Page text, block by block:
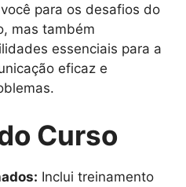
para os desafios do
mas também
essenciais para a
eficaz e
Curso
Inclui treinamento